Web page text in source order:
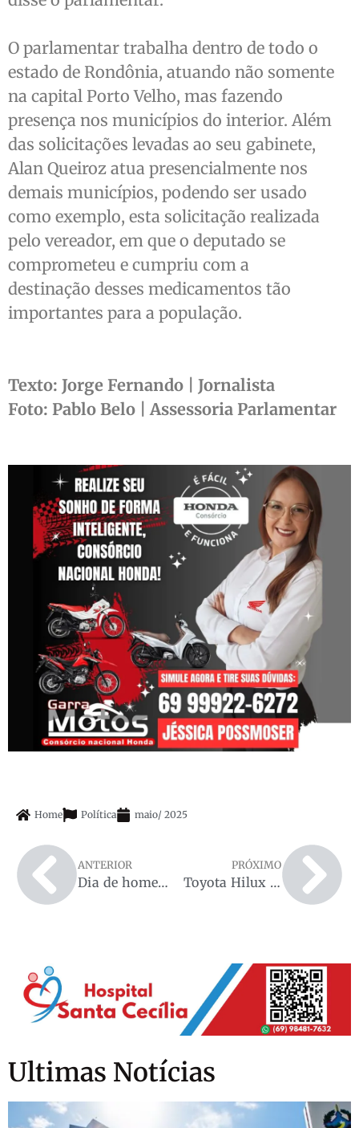
O parlamentar trabalha dentro de todo o
estado de Rondônia, atuando não somente
na capital Porto Velho, mas fazendo
presença nos municípios do interior. Além
das solicitações levadas ao seu gabinete,
Alan Queiroz atua presencialmente nos
demais municípios, podendo ser usado
como exemplo, esta solicitação realizada
pelo vereador, em que o deputado se
comprometeu e cumpriu com a
destinação desses medicamentos tão
importantes para a população.
Texto: Jorge Fernando | Jornalista
Foto: Pablo Belo | Assessoria Parlamentar
Home Política maio/ 2025
ANTERIOR
Dia de homenagens: Deputado Alan Queiroz realiza homenagens a padroeira de Porto Velho e aos 50 anos da Missão Marcelina em Rondônia
PRÓXIMO
Toyota Hilux é furtada em Espigão do Oeste durante a madrugada
Ultimas Notícias